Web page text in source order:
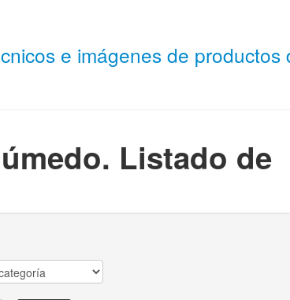
e imágenes de
Listado de